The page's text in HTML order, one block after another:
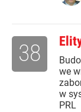
we
w
PRL
38